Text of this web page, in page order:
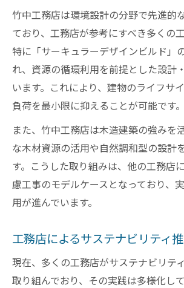
竹中工務店は環境設計の分野で先進的
ており、工務店が参考にすべき多くの
特に「サーキュラーデザインビルド」
れ、資源の循環利用を前提とした設計
います。これにより、建物のライフサ
負荷を最小限に抑えることが可能です。
また、竹中工務店は木造建築の強みを
な木材資源の活用や自然調和型の設計
す。こうした取り組みは、他の工務店
慮工事のモデルケースとなっており、
用が進んでいます。
工務店によるサステナビリティ
現在、多くの工務店がサステナビリテ
取り組んでおり、その実践は多様化し